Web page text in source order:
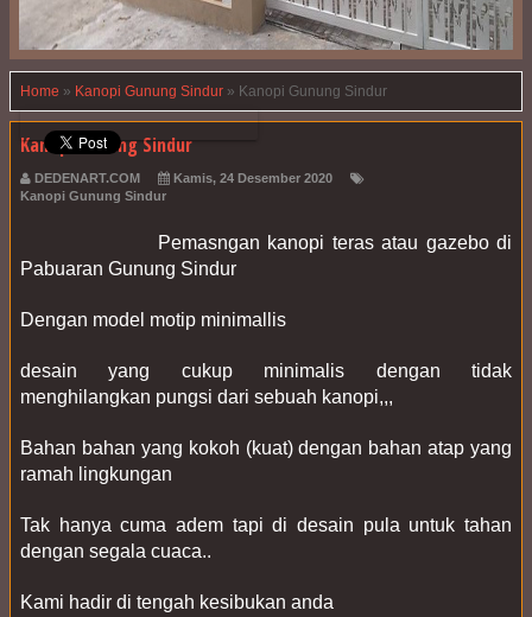
Home » Kanopi Gunung Sindur » Kanopi Gunung Sindur
Kanopi Gunung Sindur
DEDENART.COM
Kamis, 24 Desember 2020
Kanopi Gunung Sindur
Pemasngan kanopi teras atau gazebo di
Pabuaran Gunung Sindur
Dengan model motip minimallis
desain yang cukup minimalis dengan tidak
menghilangkan pungsi dari sebuah kanopi,,,
Bahan bahan yang kokoh (kuat) dengan bahan atap yang
ramah lingkungan
Tak hanya cuma adem tapi di desain pula untuk tahan
dengan segala cuaca..
Kami hadir di tengah kesibukan anda